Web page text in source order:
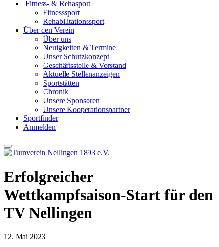
Fitness- & Rehasport
Fitnesssport
Rehabilitationssport
Über den Verein
Über uns
Neuigkeiten & Termine
Unser Schutzkonzept
Geschäftsstelle & Vorstand
Aktuelle Stellenanzeigen
Sportstätten
Chronik
Unsere Sponsoren
Unsere Kooperationspartner
Sportfinder
Anmelden
Erfolgreicher
Wettkampfsaison-Start für den
TV Nellingen
12. Mai 2023